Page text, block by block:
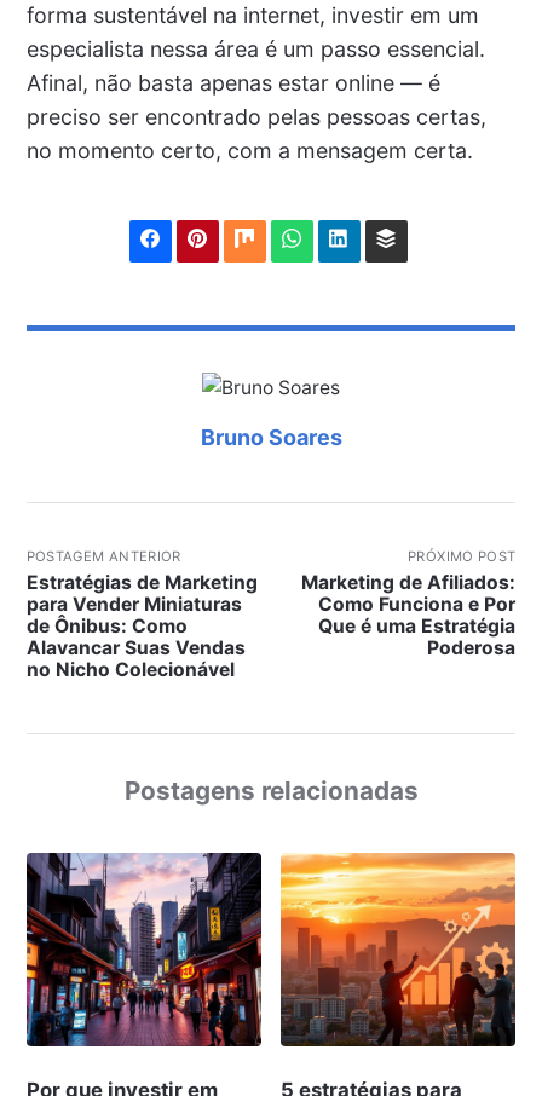
forma sustentável na internet, investir em um
especialista nessa área é um passo essencial.
Afinal, não basta apenas estar online — é
preciso ser encontrado pelas pessoas certas,
no momento certo, com a mensagem certa.
Bruno Soares
POSTAGEM ANTERIOR
Estratégias de Marketing
para Vender Miniaturas
de Ônibus: Como
Alavancar Suas Vendas
no Nicho Colecionável
PRÓXIMO POST
Marketing de Afiliados:
Como Funciona e Por
Que é uma Estratégia
Poderosa
Postagens relacionadas
Por que investir em
5 estratégias para